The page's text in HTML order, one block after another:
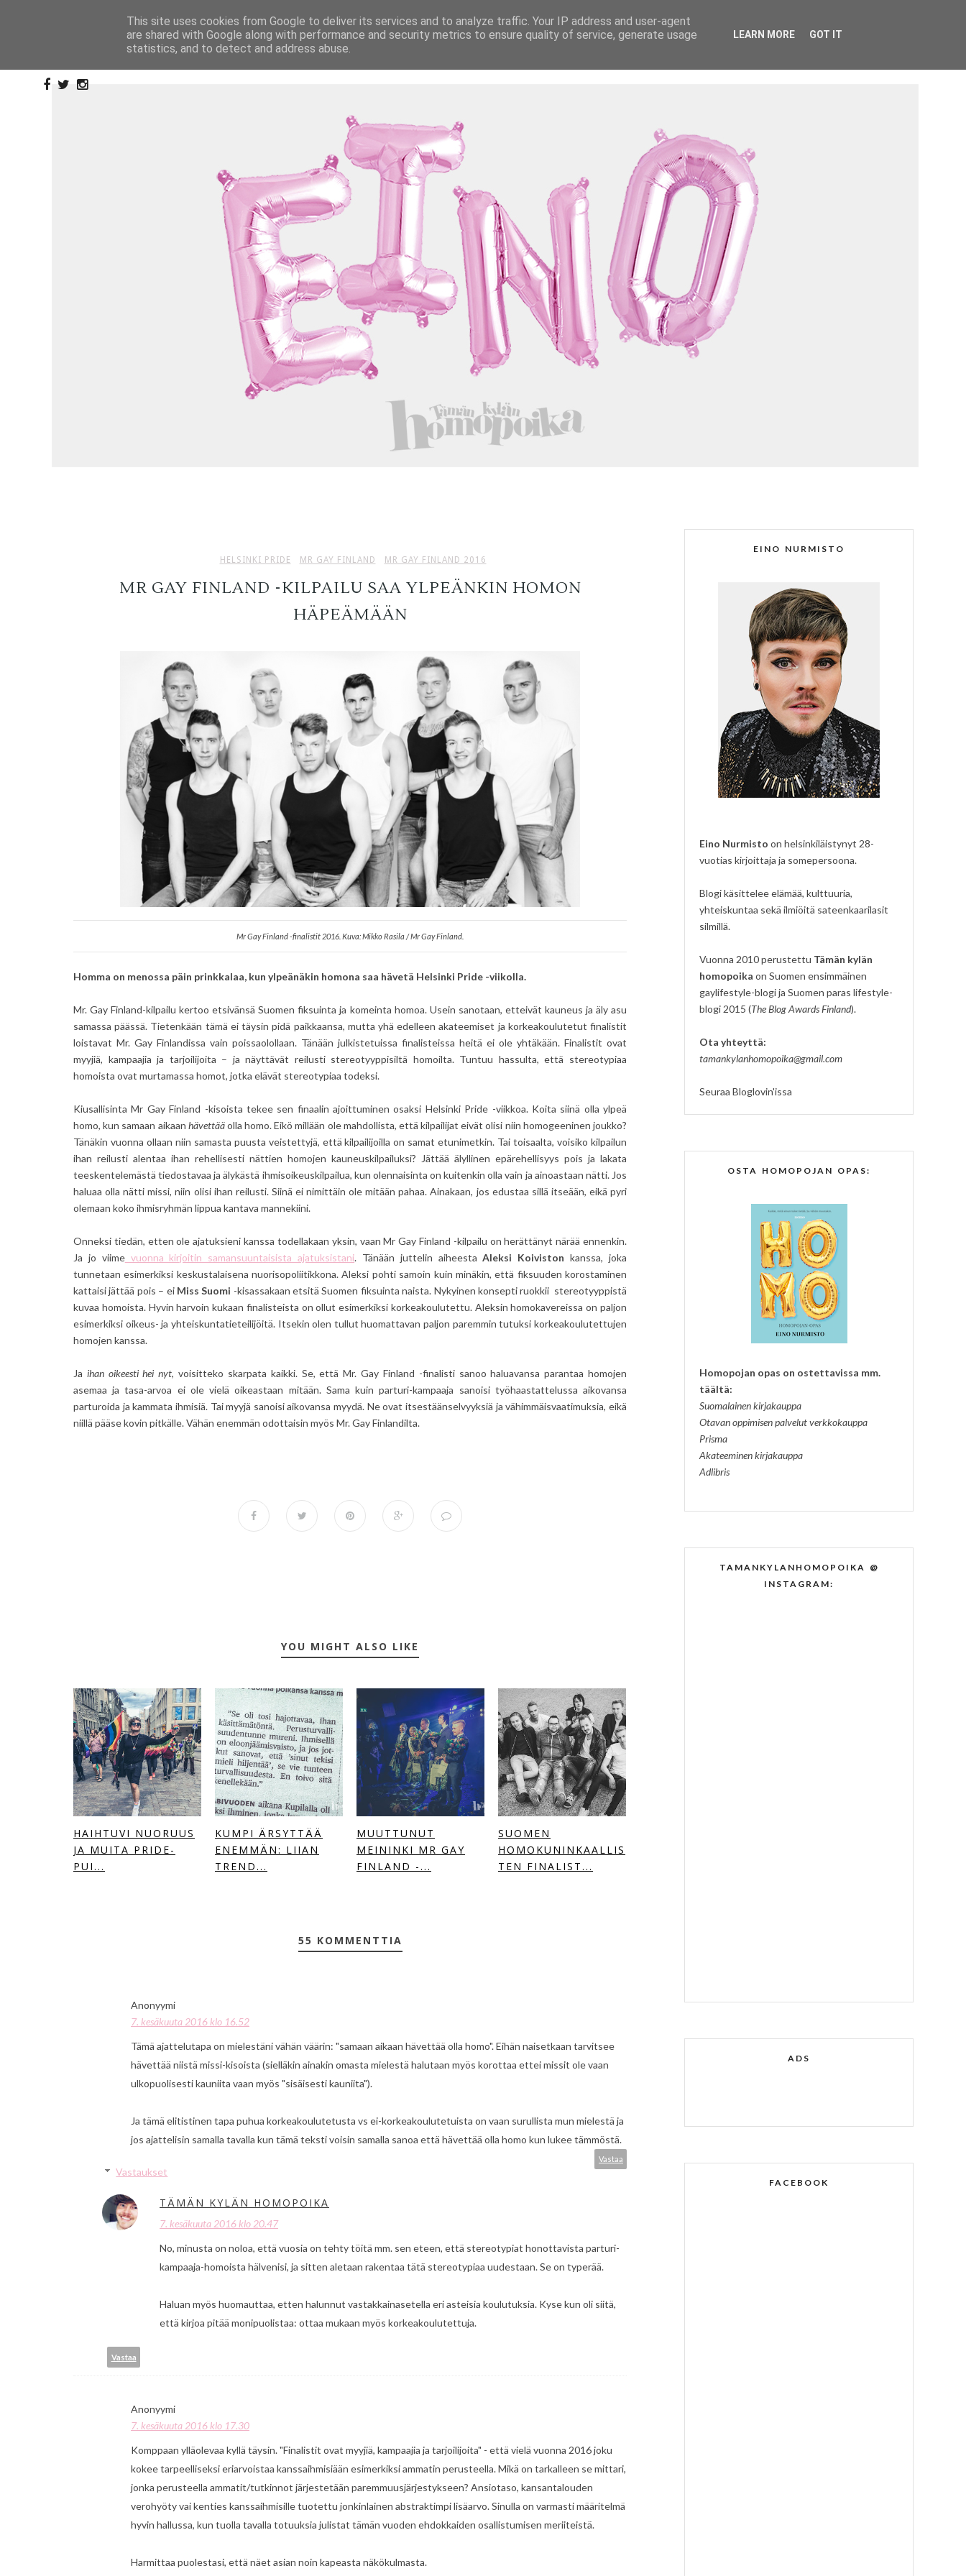
HELSINKI PRIDE MR GAY FINLAND MR GAY FINLAND 2016
MR GAY FINLAND -KILPAILU SAA YLPEÄNKIN HOMON
HÄPEÄMÄÄN
Mr Gay Finland -finalistit 2016. Kuva: Mikko Rasila / Mr Gay Finland.
Homma on menossa päin prinkkalaa, kun ylpeänäkin homona saa hävetä Helsinki Pride -viikolla.
Mr. Gay Finland-kilpailu kertoo etsivänsä Suomen fiksuinta ja komeinta homoa. Usein sanotaan, etteivät kauneus ja äly asu
samassa päässä. Tietenkään tämä ei täysin pidä paikkaansa, mutta yhä edelleen akateemiset ja korkeakoulutetut finalistit
loistavat Mr. Gay Finlandissa vain poissaolollaan. Tänään julkistetuissa finalisteissa heitä ei ole yhtäkään. Finalistit ovat
myyjiä, kampaajia ja tarjoilijoita – ja näyttävät reilusti stereotyyppisiltä homoilta. Tuntuu hassulta, että stereotypiaa
homoista ovat murtamassa homot, jotka elävät stereotypiaa todeksi.
Kiusallisinta Mr Gay Finland -kisoista tekee sen finaalin ajoittuminen osaksi Helsinki Pride -viikkoa. Koita siinä olla ylpeä
homo, kun samaan aikaan hävettääolla homo. Eikö millään ole mahdollista, että kilpailijat eivät olisi niin homogeeninen joukko?
Tänäkin vuonna ollaan niin samasta puusta veistettyjä, että kilpailijoilla on samat etunimetkin. Tai toisaalta, voisiko kilpailun
ihan reilusti alentaa ihan rehellisesti nättien homojen kauneuskilpailuksi? Jättää älyllinen epärehellisyys pois ja lakata
teeskentelemästä tiedostavaa ja älykästä ihmisoikeuskilpailua, kun olennaisinta on kuitenkin olla vain ja ainoastaan nätti. Jos
haluaa olla nätti missi, niin olisi ihan reilusti. Siinä ei nimittäin ole mitään pahaa. Ainakaan, jos edustaa sillä itseään, eikä pyri
olemaan koko ihmisryhmän lippua kantava mannekiini.
Onneksi tiedän, etten ole ajatuksieni kanssa todellakaan yksin, vaan Mr Gay Finland -kilpailu on herättänyt närää ennenkin.
Ja jo viimevuonna kirjoitin samansuuntaisista ajatuksistani. Tänään juttelin aiheestaAleksi Koiviston kanssa, joka
tunnetaan esimerkiksi keskustalaisena nuorisopoliitikkona. Aleksi pohti samoin kuin minäkin, että fiksuuden korostaminen
kattaisi jättää pois – ei Miss Suomi -kisassakaan etsitä Suomen fiksuinta naista. Nykyinen konsepti ruokkii stereotyyppistä
kuvaa homoista. Hyvin harvoin kukaan finalisteista on ollut esimerkiksi korkeakoulutettu. Aleksin homokavereissa on paljon
esimerkiksi oikeus- ja yhteiskuntatieteilijöitä. Itsekin olen tullut huomattavan paljon paremmin tutuksi korkeakoulutettujen
homojen kanssa.
Ja ihan oikeesti hei nyt, voisitteko skarpata kaikki. Se, että Mr. Gay Finland -finalisti sanoo haluavansa parantaa homojen
asemaa ja tasa-arvoa ei ole vielä oikeastaan mitään. Sama kuin parturi-kampaaja sanoisi työhaastattelussa aikovansa
parturoida ja kammata ihmisiä. Tai myyjä sanoisi aikovansa myydä. Ne ovat itsestäänselvyyksiä ja vähimmäisvaatimuksia, eikä
niillä pääse kovin pitkälle. Vähän enemmän odottaisin myös Mr. Gay Finlandilta.
YOU MIGHT ALSO LIKE
HAIHTUVI NUORUUS
JA MUITA PRIDE-
PUI...
KUMPI ÄRSYTTÄÄ
ENEMMÄN: LIIAN
TREND...
MUUTTUNUT
MEININKI MR GAY
FINLAND -...
SUOMEN
HOMOKUNINKAALLIS
TEN FINALIST...
55 KOMMENTTIA
Anonyymi
7. kesäkuuta 2016 klo 16.52
Tämä ajattelutapa on mielestäni vähän väärin: "samaan aikaan hävettää olla homo". Eihän naisetkaan tarvitsee
hävettää niistä missi-kisoista (sielläkin ainakin omasta mielestä halutaan myös korottaa ettei missit ole vaan
ulkopuolisesti kauniita vaan myös "sisäisesti kauniita").
Ja tämä elitistinen tapa puhua korkeakoulutetusta vs ei-korkeakoulutetuista on vaan surullista mun mielestä ja
jos ajattelisin samalla tavalla kun tämä teksti voisin samalla sanoa että hävettää olla homo kun lukee tämmöstä.
Vastaa
Vastaukset
TÄMÄN KYLÄN HOMOPOIKA
7. kesäkuuta 2016 klo 20.47
No, minusta on noloa, että vuosia on tehty töitä mm. sen eteen, että stereotypiat honottavista parturi-
kampaaja-homoista hälvenisi, ja sitten aletaan rakentaa tätä stereotypiaa uudestaan. Se on typerää.
Haluan myös huomauttaa, etten halunnut vastakkainasetella eri asteisia koulutuksia. Kyse kun oli siitä,
että kirjoa pitää monipuolistaa: ottaa mukaan myös korkeakoulutettuja.
Vastaa
Anonyymi
7. kesäkuuta 2016 klo 17.30
Komppaan ylläolevaa kyllä täysin. "Finalistit ovat myyjiä, kampaajia ja tarjoilijoita" - että vielä vuonna 2016 joku
kokee tarpeelliseksi eriarvoistaa kanssaihmisiään esimerkiksi ammatin perusteella. Mikä on tarkalleen se mittari,
jonka perusteella ammatit/tutkinnot järjestetään paremmuusjärjestykseen? Ansiotaso, kansantalouden
verohyöty vai kenties kanssaihmisille tuotettu jonkinlainen abstraktimpi lisäarvo. Sinulla on varmasti määritelmä
hyvin hallussa, kun tuolla tavalla totuuksia julistat tämän vuoden ehdokkaiden osallistumisen meriiteistä.
Harmittaa puolestasi, että näet asian noin kapeasta näkökulmasta.
EINO NURMISTO
Eino Nurmisto on helsinkiläistynyt 28-
vuotias kirjoittaja ja somepersoona.
Blogi käsittelee elämää, kulttuuria,
yhteiskuntaa sekä ilmiöitä sateenkaarilasit
silmillä.
Vuonna 2010 perustettu Tämän kylän
homopoika on Suomen ensimmäinen
gaylifestyle-blogi ja Suomen paras lifestyle-
blogi 2015 (The Blog Awards Finland).
Ota yhteyttä:
tamankylanhomopoika@gmail.com
Seuraa Bloglovin'issa
OSTA HOMOPOJAN OPAS:
Homopojan opas on ostettavissa mm.
täältä:
Suomalainen kirjakauppa
Otavan oppimisen palvelut verkkokauppa
Prisma
Akateeminen kirjakauppa
Adlibris
TAMANKYLANHOMOPOIKA @
INSTAGRAM:
ADS
FACEBOOK
This site uses cookies from Google to deliver its services and to analyze traffic. Your IP address and user-agent
are shared with Google along with performance and security metrics to ensure quality of service, generate usage
statistics, and to detect and address abuse.
LEARN MORE GOT IT